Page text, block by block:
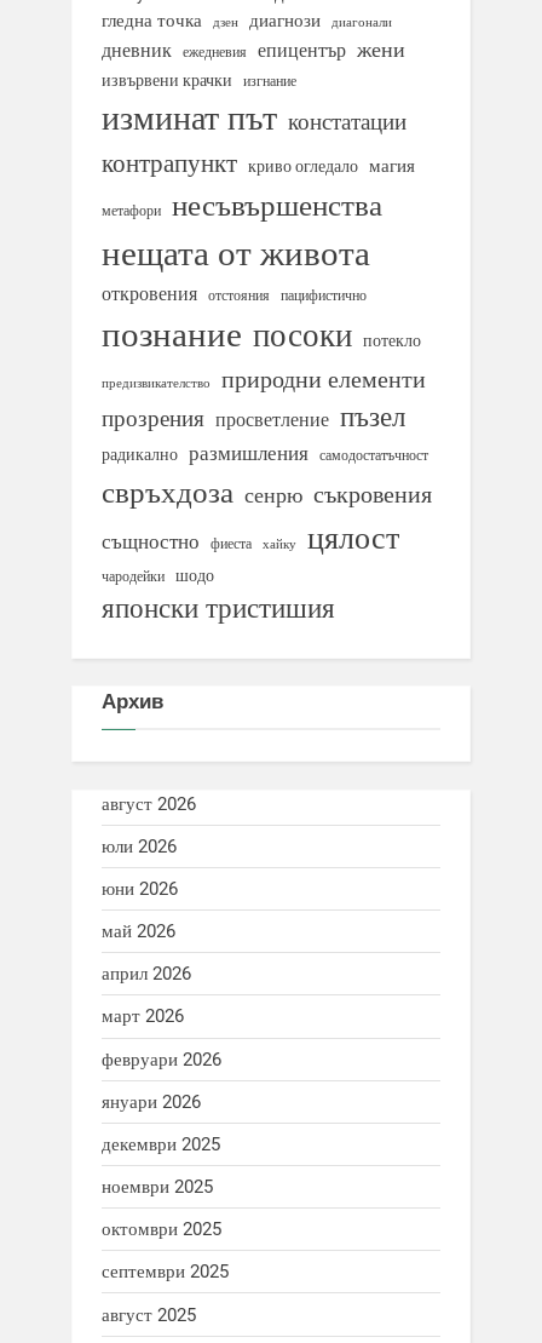
гледна точка
дзен диагнози диагонали
дневник ежедневия епицентър жени
извървени крачки изгнание
изминат път констатации
контрапункт криво огледало магия
метафори несъвършенства
нещата от живота
откровения отстояния пацифистично
познание посоки потекло
предизвикателство природни елементи
прозрения просветление пъзел
радикално размишления самодостатъчност
свръхдоза сенрю съкровения
същностно фиеста хайку цялост
чародейки шодо
японски тристишия
Архив
август 2026
юли 2026
юни 2026
май 2026
април 2026
март 2026
февруари 2026
януари 2026
декември 2025
ноември 2025
октомври 2025
септември 2025
август 2025